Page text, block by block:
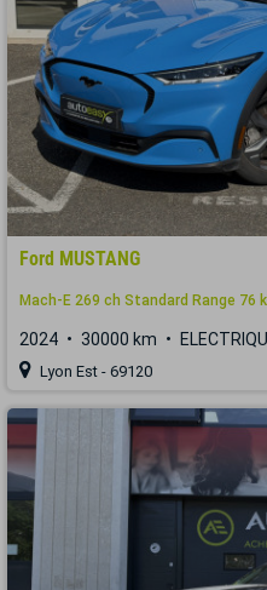
Ford MUSTANG
Mach-E 269 ch Standard Range 76
2024 30000 km
Lyon Est - 69120